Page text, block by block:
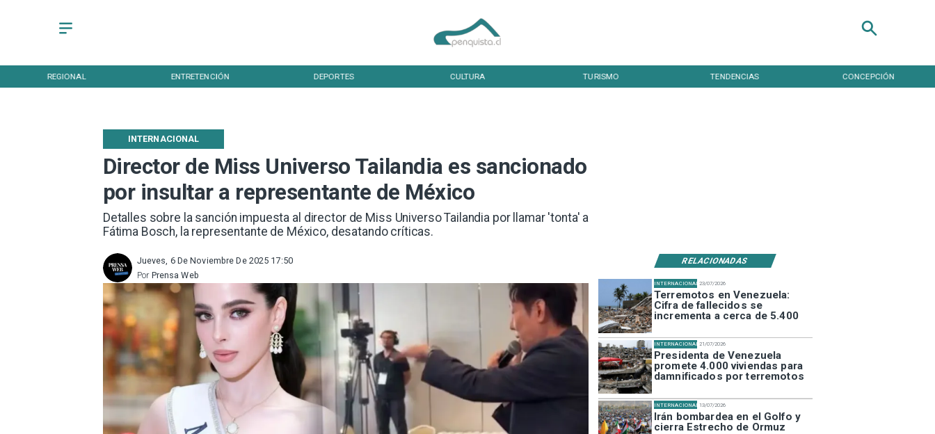
REGIONAL ENTRETENCIÓN DEPORTES CULTURA TURISMO TENDENCIAS CONCEPCIÓN
Director de Miss Universo Tailandia es sancionado
por insultar a representante de México
Detalles sobre la sanción impuesta al director de Miss Universo Tailandia por llamar 'tonta' a
Fátima Bosch, la representante de México, desatando críticas.
INTERNACIONAL
RELACIONADAS
Jueves, 6 De Noviembre De 2025 17:50
Prensa Web
Por
23/07/2026
Terremotos en Venezuela:
Cifra de fallecidos se
incrementa a cerca de 5.400
INTERNACIONAL
21/07/2026
Presidenta de Venezuela
promete 4.000 viviendas para
damnificados por terremotos
INTERNACIONAL
13/07/2026
Irán bombardea en el Golfo y
cierra Estrecho de Ormuz
INTERNACIONAL